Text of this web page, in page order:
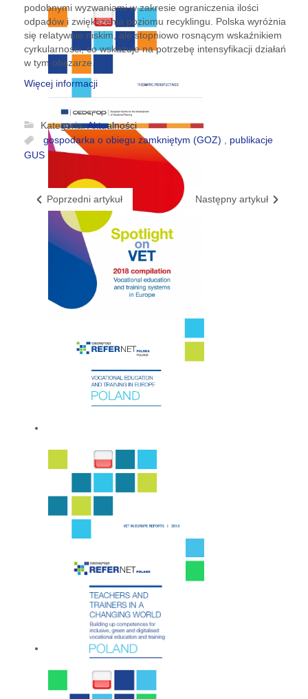
podobnymi wyzwaniami w zakresie ograniczenia ilości
odpadów i zwiększenia poziomu recyklingu. Polska wyróżnia
się relatywnie niskim, ale stopniowo rosnącym wskaźnikiem
cyrkularności, co wskazuje na potrzebę intensyfikacji działań
w tym obszarze.
Więcej informacji
Kategoria:Aktualności
gospodarka o obiegu zamkniętym (GOZ) , publikacje
GUS
Poprzedni artykuł Następny artykuł